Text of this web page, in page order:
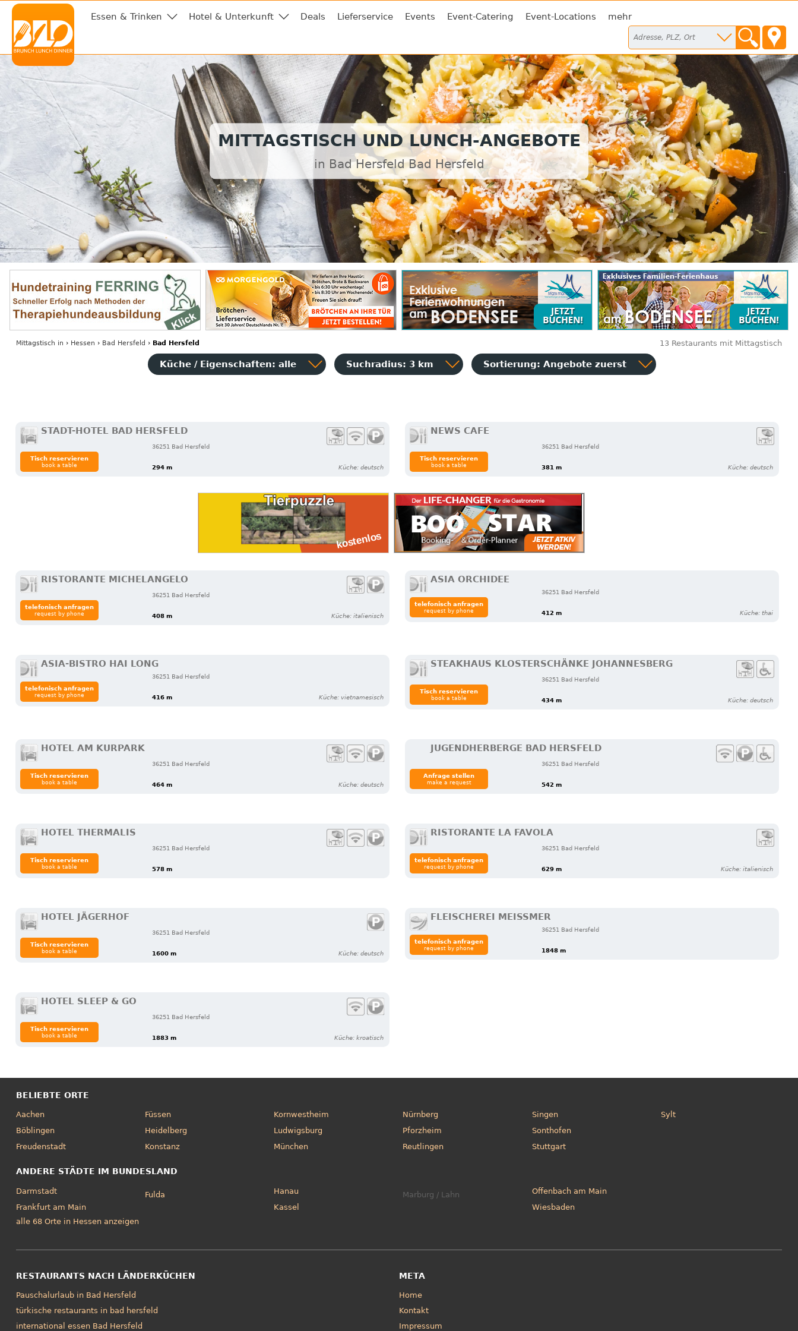
Essen & Trinken Hotel & Unterkunft Deals Lieferservice Events Event-Catering Event-Locations mehr
MITTAGSTISCH UND LUNCH-ANGEBOTE
in Bad Hersfeld Bad Hersfeld
Mittagstisch in › Hessen › Bad Hersfeld › Bad Hersfeld 13 Restaurants mit Mittagstisch
Küche / Eigenschaften: alle Suchradius: 3 km Sortierung: Angebote zuerst
STADT-HOTEL BAD HERSFELD
36251 Bad Hersfeld
294 m Küche: deutsch
Tisch reservieren
book a table
NEWS CAFE
36251 Bad Hersfeld
381 m Küche: deutsch
Tisch reservieren
book a table
RISTORANTE MICHELANGELO
36251 Bad Hersfeld
408 m Küche: italienisch
telefonisch anfragen
request by phone
ASIA ORCHIDEE
36251 Bad Hersfeld
412 m Küche: thai
telefonisch anfragen
request by phone
ASIA-BISTRO HAI LONG
36251 Bad Hersfeld
416 m Küche: vietnamesisch
telefonisch anfragen
request by phone
STEAKHAUS KLOSTERSCHÄNKE JOHANNESBERG
36251 Bad Hersfeld
434 m Küche: deutsch
Tisch reservieren
book a table
HOTEL AM KURPARK
36251 Bad Hersfeld
464 m Küche: deutsch
Tisch reservieren
book a table
JUGENDHERBERGE BAD HERSFELD
36251 Bad Hersfeld
542 m
Anfrage stellen
make a request
HOTEL THERMALIS
36251 Bad Hersfeld
578 m
Tisch reservieren
book a table
RISTORANTE LA FAVOLA
36251 Bad Hersfeld
629 m Küche: italienisch
telefonisch anfragen
request by phone
HOTEL JÄGERHOF
36251 Bad Hersfeld
1600 m Küche: deutsch
Tisch reservieren
book a table
FLEISCHEREI MEISSMER
36251 Bad Hersfeld
1848 m
telefonisch anfragen
request by phone
HOTEL SLEEP & GO
36251 Bad Hersfeld
1883 m Küche: kroatisch
Tisch reservieren
book a table
BELIEBTE ORTE
Aachen
Böblingen
Freudenstadt
Füssen
Heidelberg
Konstanz
Kornwestheim
Ludwigsburg
München
Nürnberg
Pforzheim
Reutlingen
Singen
Sonthofen
Stuttgart
Sylt
ANDERE STÄDTE IM BUNDESLAND
Darmstadt
Frankfurt am Main
Fulda
Hanau
Kassel
Marburg / Lahn
Offenbach am Main
Wiesbaden
alle 68 Orte in Hessen anzeigen
RESTAURANTS NACH LÄNDERKÜCHEN
Pauschalurlaub in Bad Hersfeld
türkische restaurants in bad hersfeld
international essen Bad Hersfeld
META
Home
Kontakt
Impressum